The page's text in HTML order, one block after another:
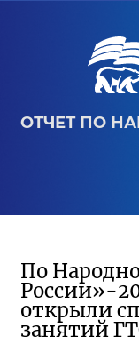
ОТЧЕТ ПО
По
России»-
открыли
занятий